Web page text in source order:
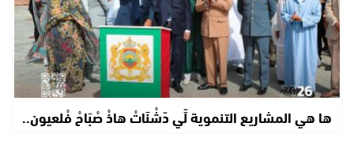
ها هي المشاريع التنموية لِّي دّشْنَاتْ هاذْ صْبَاحْ فْلعيون..